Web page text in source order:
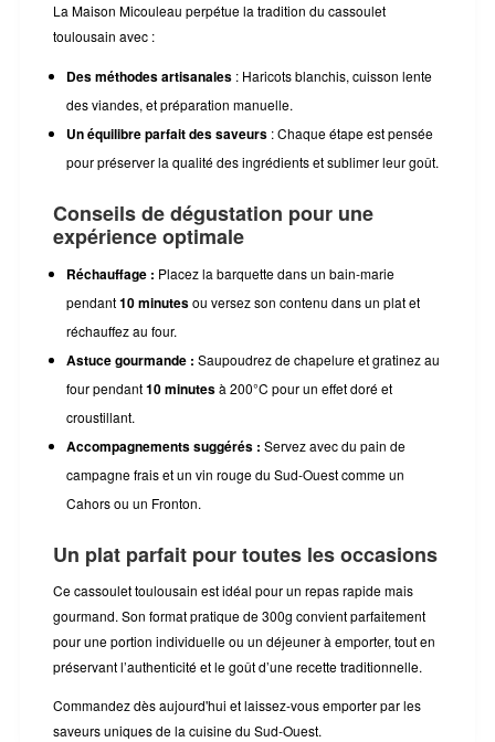
La Maison Micouleau perpétue la tradition du cassoulet
toulousain avec :
Des méthodes artisanales: Haricots blanchis, cuisson lente
des viandes, et préparation manuelle.
Un équilibre parfait des saveurs: Chaque étape est pensée
pour préserver la qualité des ingrédients et sublimer leur goût.
Conseils de dégustation pour une
expérience optimale
Réchauffage : Placez la barquette dans un bain-marie
pendant10 minutesou versez son contenu dans un plat et
réchauffez au four.
Astuce gourmande : Saupoudrez de chapelure et gratinez au
four pendant10 minutesà 200°C pour un effet doré et
croustillant.
Accompagnements suggérés : Servez avec du pain de
campagne frais et un vin rouge du Sud-Ouest comme un
Cahors ou un Fronton.
Un plat parfait pour toutes les occasions
Ce cassoulet toulousain est idéal pour un repas rapide mais
gourmand. Son format pratique de 300g convient parfaitement
pour une portion individuelle ou un déjeuner à emporter, tout en
préservant l’authenticité et le goût d’une recette traditionnelle.
Commandez dès aujourd'hui et laissez-vous emporter par les
saveurs uniques de la cuisine du Sud-Ouest.